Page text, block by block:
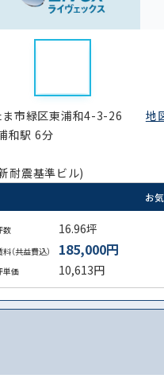
ま市緑区東浦和4-3-26 地
和駅 6分
耐震基準ビル)
お
数 16.96坪
料（共益費込） 185,000円
単価 10,613円